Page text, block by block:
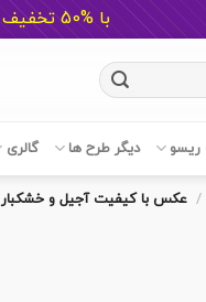
با %50 تخفیف اشتراک بخر
ریسو دیگر طرح ها گالری
/ عکس با کیفیت آجیل و خشکبار